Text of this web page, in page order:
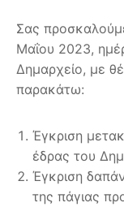
Σας
Μαΐου 2023,
Δημαρχείο, με
παρακάτω:
Έγκριση
έδρας του
Έγκριση
της πάγιας